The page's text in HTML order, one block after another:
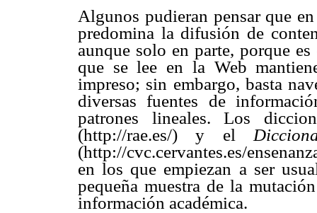
Algunos pudieran pensar que
predomina la difusión de
aunque solo en parte, porque
que se lee en la Web
impreso; sin embargo, basta
diversas fuentes de
patrones lineales. Los
(http://rae.es/) y el
(http://cvc.cervantes.es/
en los que empiezan a ser
pequeña muestra de la
información académica.